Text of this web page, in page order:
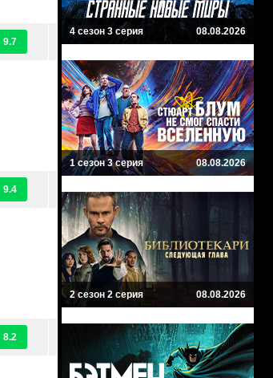
9.7
9.4
8.2
4 сезон 3 серия 08.08.2026
1 сезон 3 серия 08.08.2026
2 сезон 2 серия 08.08.2026